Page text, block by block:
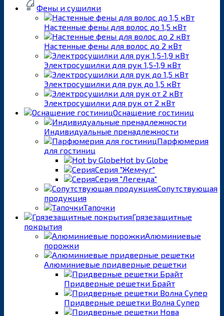
Фены и сушилки
Настенные фены для волос до 1,5 кВт
Настенные фены для волос до 2 кВт
Электросушилки для рук 1,5-1,9 кВт
Электросушилки для рук до 1,5 кВт
Электросушилки для рук от 2 кВт
Оснащение гостиниц
Индивидуальные пренадлежности
Парфюмерия
для гостиниц
Hot by Globe
Серия "Жемчуг"
Серия "Легенда"
Сопутствующая
продукция
Тапочки
Грязезащитные
покрытия
Алюминиевые
порожки
Алюминиевые придверные решетки
Придверные решетки Брайт
Придверные решетки Волна Супер